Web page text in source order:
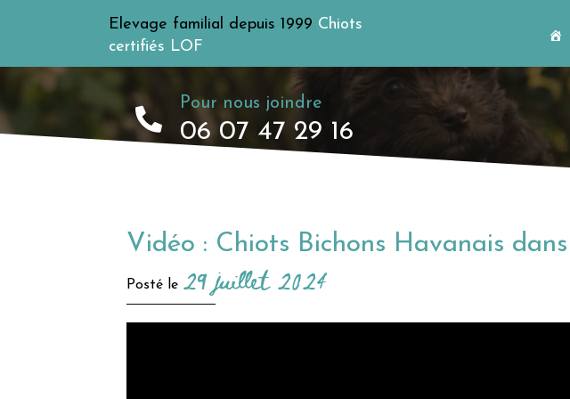
Elevage familial depuis 1999 Chiots
certifiés LOF
Pour nous joindre
06 07 47 29 16
Vidéo : Chiots Bichons Havanais
Posté le 29 juillet 2024